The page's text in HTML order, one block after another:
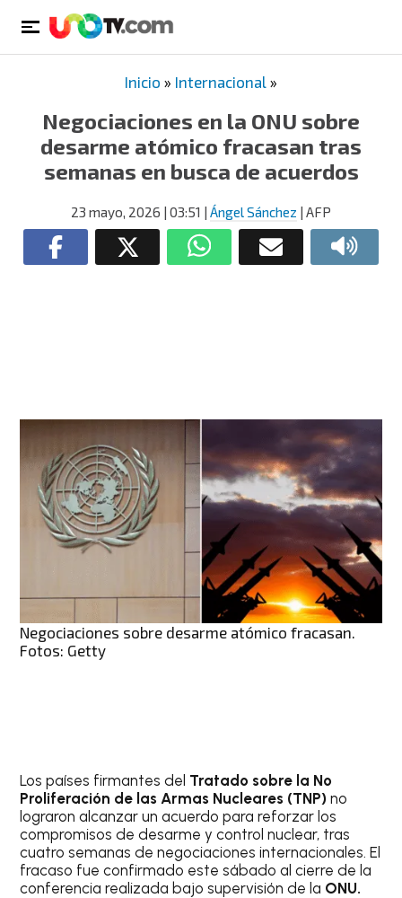
Inicio » Internacional »
Negociaciones en la ONU sobre
desarme atómico fracasan tras
semanas en busca de acuerdos
23 mayo, 2026 | 03:51 | Ángel Sánchez | AFP
Negociaciones sobre desarme atómico fracasan.
Fotos: Getty
Los países firmantes del Tratado sobre la No
Proliferación de las Armas Nucleares (TNP) no
lograron alcanzar un acuerdo para reforzar los
compromisos de desarme y control nuclear, tras
cuatro semanas de negociaciones internacionales. El
fracaso fue confirmado este sábado al cierre de la
conferencia realizada bajo supervisión de la ONU.